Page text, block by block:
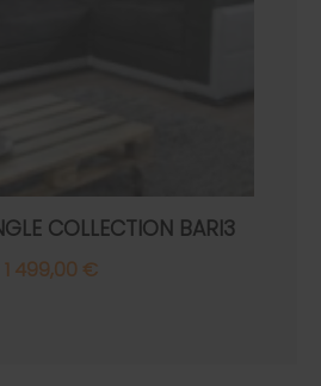
COLLECTION BARI3
1 499,00 €